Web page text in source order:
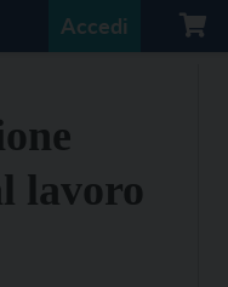
Accedi
lavoro